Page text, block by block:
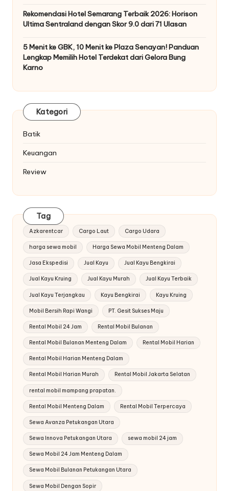
Rekomendasi Hotel Semarang Terbaik 2026: Horison
Ultima Sentraland dengan Skor 9.0 dari 71 Ulasan
5 Menit ke GBK, 10 Menit ke Plaza Senayan! Panduan
Lengkap Memilih Hotel Terdekat dari Gelora Bung
Karno
Kategori
Batik
Keuangan
Review
Tag
Azkarentcar Cargo Laut Cargo Udara
harga sewa mobil Harga Sewa Mobil Menteng Dalam
Jasa Ekspedisi Jual Kayu Jual Kayu Bengkirai
Jual Kayu Kruing Jual Kayu Murah Jual Kayu Terbaik
Jual Kayu Terjangkau Kayu Bengkirai Kayu Kruing
Mobil Bersih Rapi Wangi PT. Gesit Sukses Maju
Rental Mobil 24 Jam Rental Mobil Bulanan
Rental Mobil Bulanan Menteng Dalam Rental Mobil Harian
Rental Mobil Harian Menteng Dalam
Rental Mobil Harian Murah Rental Mobil Jakarta Selatan
rental mobil mampang prapatan.
Rental Mobil Menteng Dalam Rental Mobil Terpercaya
Sewa Avanza Petukangan Utara
Sewa Innova Petukangan Utara sewa mobil 24 jam
Sewa Mobil 24 Jam Menteng Dalam
Sewa Mobil Bulanan Petukangan Utara
Sewa Mobil Dengan Sopir